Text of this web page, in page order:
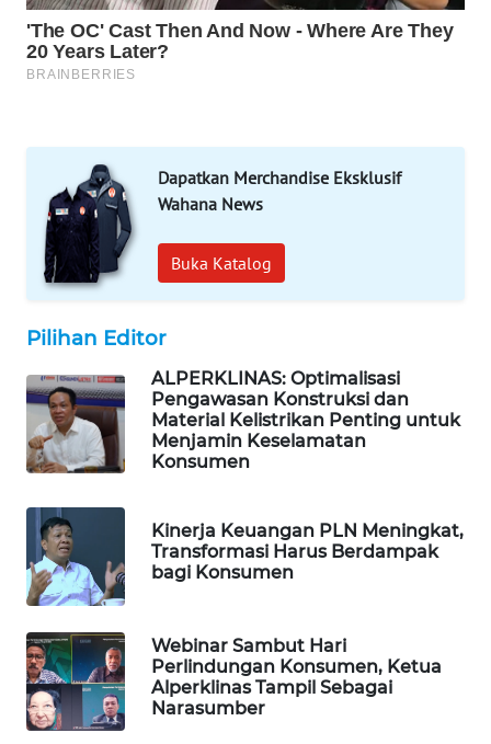
Dapatkan Merchandise Eksklusif
Wahana News
Buka Katalog
Pilihan Editor
ALPERKLINAS: Optimalisasi
Pengawasan Konstruksi dan
Material Kelistrikan Penting untuk
Menjamin Keselamatan
Konsumen
Kinerja Keuangan PLN Meningkat,
Transformasi Harus Berdampak
bagi Konsumen
Webinar Sambut Hari
Perlindungan Konsumen, Ketua
Alperklinas Tampil Sebagai
Narasumber
NEWS
JURNAL
HUMBANG
NEWS
GARONGGANG
NEWS
FISUELRI
ID
ENERGI
NEWS
NEWS
BERKAT
NEWS
BERAMPU
NEWS
ANUGERAH